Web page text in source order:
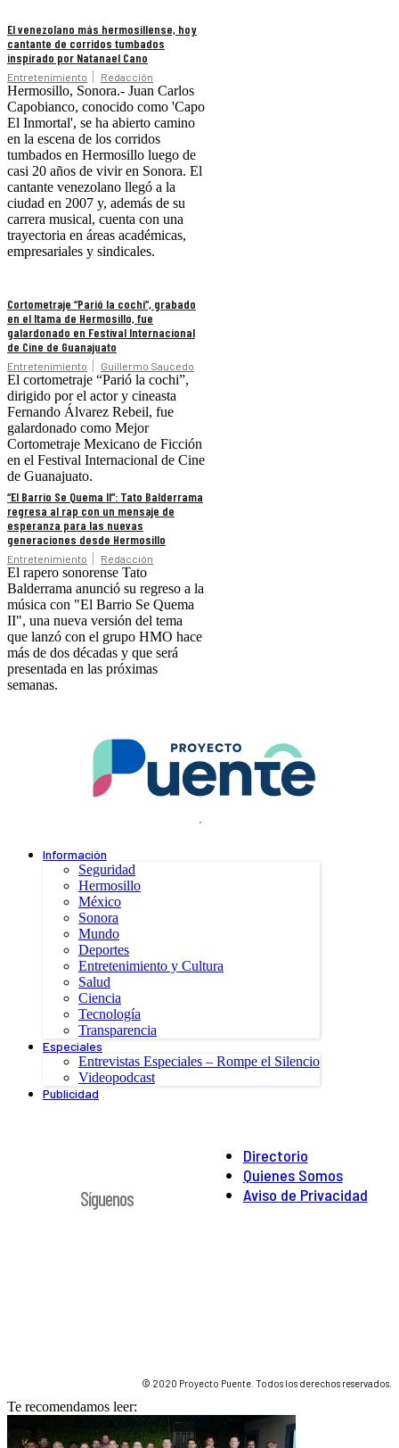
El venezolano más hermosillense, hoy
cantante de corridos tumbados
inspirado por Natanael Cano
Entretenimiento Redacción
Hermosillo, Sonora.- Juan Carlos
Capobianco, conocido como 'Capo
El Inmortal', se ha abierto camino
en la escena de los corridos
tumbados en Hermosillo luego de
casi 20 años de vivir en Sonora. El
cantante venezolano llegó a la
ciudad en 2007 y, además de su
carrera musical, cuenta con una
trayectoria en áreas académicas,
empresariales y sindicales.
Cortometraje “Parió la cochi”, grabado
en el Itama de Hermosillo, fue
galardonado en Festival Internacional
de Cine de Guanajuato
Entretenimiento Guillermo Saucedo
El cortometraje “Parió la cochi”,
dirigido por el actor y cineasta
Fernando Álvarez Rebeil, fue
galardonado como Mejor
Cortometraje Mexicano de Ficción
en el Festival Internacional de Cine
de Guanajuato.
“El Barrio Se Quema II”: Tato Balderrama
regresa al rap con un mensaje de
esperanza para las nuevas
generaciones desde Hermosillo
Entretenimiento Redacción
El rapero sonorense Tato
Balderrama anunció su regreso a la
música con "El Barrio Se Quema
II", una nueva versión del tema
que lanzó con el grupo HMO hace
más de dos décadas y que será
presentada en las próximas
semanas.
.
Información
Seguridad
Hermosillo
México
Sonora
Mundo
Deportes
Entretenimiento y Cultura
Salud
Ciencia
Tecnología
Transparencia
Especiales
Entrevistas Especiales – Rompe el Silencio
Videopodcast
Publicidad
Directorio
Quienes Somos
Aviso de Privacidad
Síguenos
© 2020 Proyecto Puente. Todos los derechos reservados.
Te recomendamos leer: